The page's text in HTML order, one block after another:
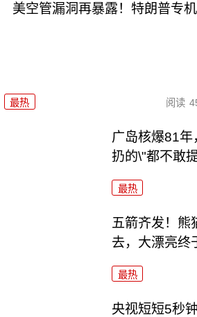
美空管漏洞再暴露！特朗普专
最热 阅读
广岛核爆81
扔的\"都不敢提
最热
五箭齐发！熊
去，大漂亮终
最热
央视短短5秒